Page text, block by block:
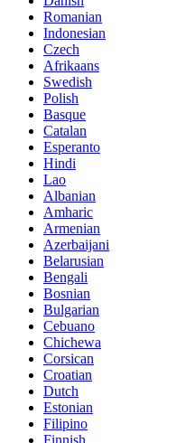
Romanian
Indonesian
Czech
Afrikaans
Swedish
Polish
Basque
Catalan
Esperanto
Hindi
Lao
Albanian
Amharic
Armenian
Azerbaijani
Belarusian
Bengali
Bosnian
Bulgarian
Cebuano
Chichewa
Corsican
Croatian
Dutch
Estonian
Filipino